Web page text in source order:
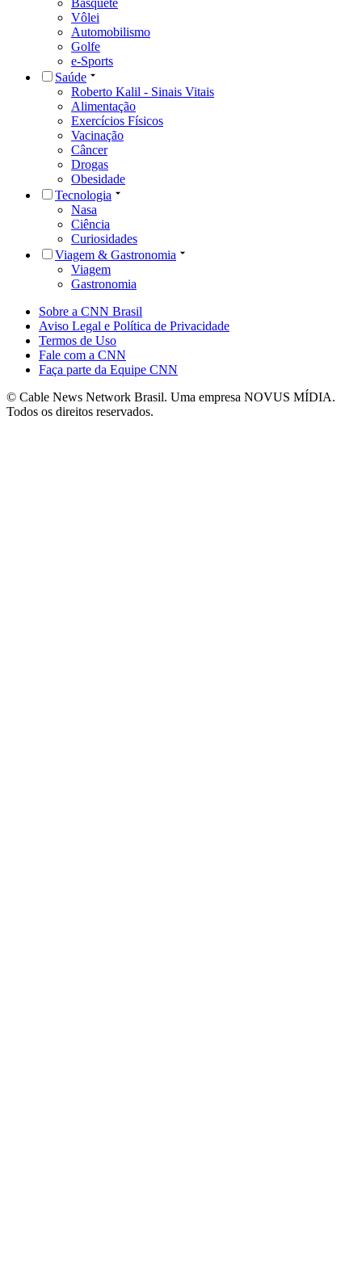
Basquete
Vôlei
Automobilismo
Golfe
e-Sports
Saúde
Roberto Kalil - Sinais Vitais
Alimentação
Exercícios Físicos
Vacinação
Câncer
Drogas
Obesidade
Tecnologia
Nasa
Ciência
Curiosidades
Viagem & Gastronomia
Viagem
Gastronomia
Sobre a CNN Brasil
Aviso Legal e Política de Privacidade
Termos de Uso
Fale com a CNN
Faça parte da Equipe CNN
© Cable News Network Brasil. Uma empresa NOVUS MÍDIA.
Todos os direitos reservados.